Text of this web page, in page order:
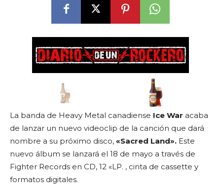
La banda de Heavy Metal canadiense Ice War acaba
de lanzar un nuevo videoclip de la canción que dará
nombre a su próximo disco, «Sacred Land». Este
nuevo álbum se lanzará el 18 de mayo a través de
Fighter Records en CD, 12 «LP. , cinta de cassette y
formatos digitales.